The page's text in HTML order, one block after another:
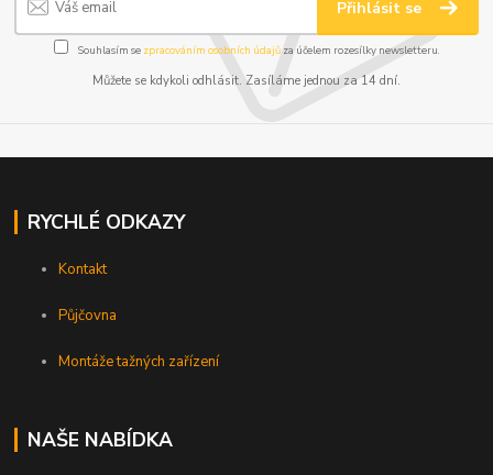
Přihlásit se
Souhlasím se zpracováním osobních údajůza účelem rozesílky newsletteru.
Můžete se kdykoli odhlásit. Zasíláme jednou za 14 dní.
RYCHLÉ ODKAZY
Kontakt
Půjčovna
Montáže tažných zařízení
NAŠE NABÍDKA